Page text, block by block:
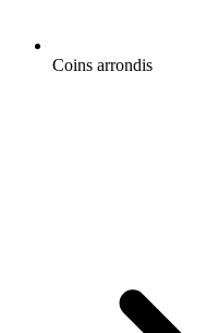
Coins arrondis